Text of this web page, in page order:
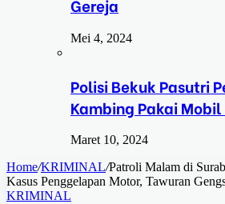
Gereja
Mei 4, 2024
Polisi Bekuk Pasutri
Kambing Pakai
Maret 10, 2024
Home/KRIMINAL/Patroli Malam di
Kasus Penggelapan Motor, Tawuran
KRIMINAL